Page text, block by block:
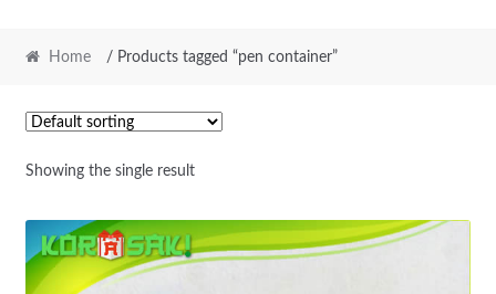
Home / Products tagged “pen container”
Showing the single result